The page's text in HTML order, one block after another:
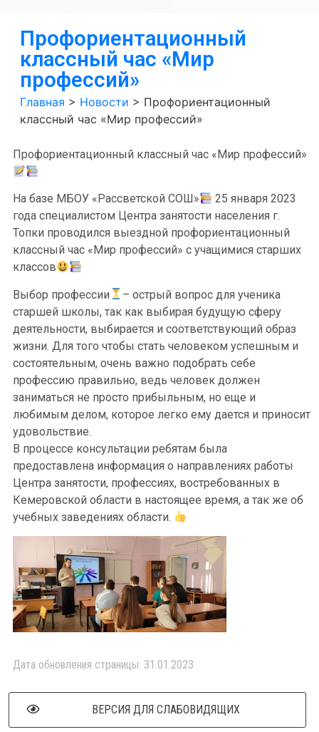
Профориентационный
классный час «Мир
профессий»
Главная > Новости > Профориентационный
классный час «Мир профессий»
Профориентационный классный час «Мир профессий»
На базе МБОУ «Рассветской СОШ»
25 января 2023
года специалистом Центра занятости населения г.
Топки проводился выездной профориентационный
классный час «Мир профессий» с учащимися старших
классов
Выбор профессии
– острый вопрос для ученика
старшей школы, так как выбирая будущую сферу
деятельности, выбирается и соответствующий образ
жизни. Для того чтобы стать человеком успешным и
состоятельным, очень важно подобрать себе
профессию правильно, ведь человек должен
заниматься не просто прибыльным, но еще и
любимым делом, которое легко ему дается и приносит
удовольствие.
В процессе консультации ребятам была
предоставлена информация о направлениях работы
Центра занятости, профессиях, востребованных в
Кемеровской области в настоящее время, а так же об
учебных заведениях области.
Дата обновления страницы: 31.01.2023
ВЕРСИЯ ДЛЯ СЛАБОВИДЯЩИХ